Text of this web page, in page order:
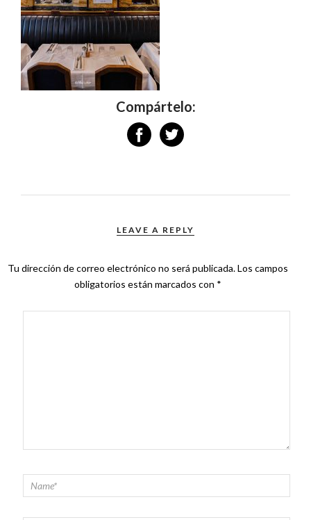
Compártelo:
LEAVE A REPLY
Tu dirección de correo electrónico no será publicada.Los campos
obligatorios están marcados con *